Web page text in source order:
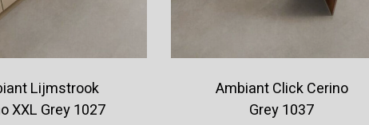
Lijmstrook
XXL Grey 1027
Ambiant Click Cerino
Grey 1037